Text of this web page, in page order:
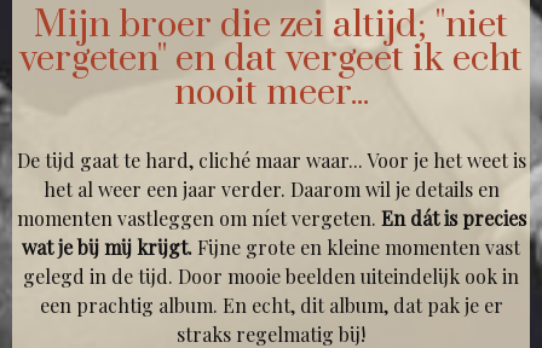
Mijn broer die zei altijd; ''niet
vergeten'' en dat vergeet ik echt
nooit meer...
De tijd gaat te hard, cliché maar waar... Voor je het weet is
het al weer een jaar verder. Daarom wil je details en
momenten vastleggen om níet vergeten. En dát is precies
wat je bij mij krijgt.Fijne grote en kleine momenten vast
gelegd in de tijd. Door mooie beelden uiteindelijk ook in
een prachtig album. En echt, dit album, dat pak je er
straks regelmatig bij!